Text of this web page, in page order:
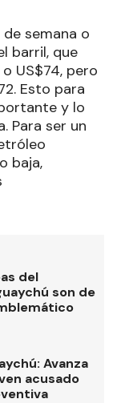
semana o
barril, que
US$74, pero
Esto para
y lo
Para ser un
baja,
del
son de
Avanza
acusado